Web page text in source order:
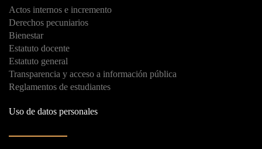
Actos internos e incremento
Derechos pecuniarios
Bienestar
Estatuto docente
Estatuto general
Transparencia y acceso a información pública
Reglamentos de estudiantes
Uso de datos personales